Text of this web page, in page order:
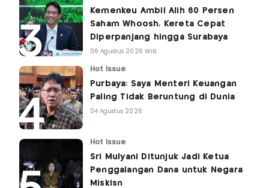
Kemenkeu Ambil Alih 60 Persen
Saham Whoosh, Kereta Cepat
Diperpanjang hingga Surabaya
06 Agustus 2026 WIB
Hot Issue
Purbaya: Saya Menteri Keuangan
Paling Tidak Beruntung di Dunia
04 Agustus 2026
Hot Issue
Sri Mulyani Ditunjuk Jadi Ketua
Penggalangan Dana untuk Negara
Miskisn